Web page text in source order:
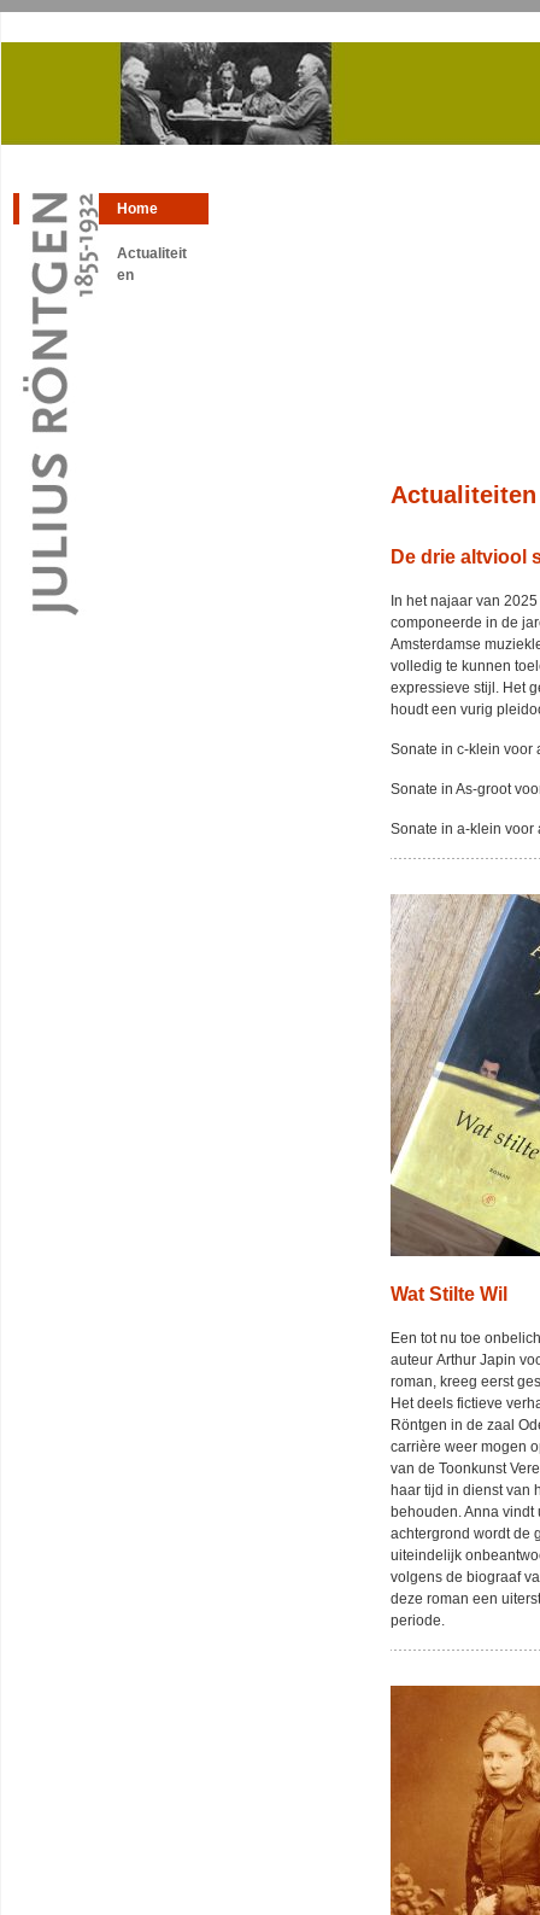
Home
Actualiteit
en
Actualiteiten
De drie altviool
In het najaar van
componeerde in de
Amsterdamse
volledig te kunnen
expressieve stijl. Het
houdt een vurig
Sonate in c-klein voor
Sonate in As-groot
Sonate in a-klein
Wat Stilte Wil
Een tot nu toe
auteur Arthur Japin
roman, kreeg eerst
Het deels fictieve
Röntgen in de zaal
carrière weer mogen
van de Toonkunst
haar tijd in dienst van
behouden. Anna
achtergrond wordt de
uiteindelijk
volgens de biograaf
deze roman een
periode.